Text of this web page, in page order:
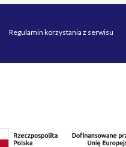
Regulamin korzystania z serwisu